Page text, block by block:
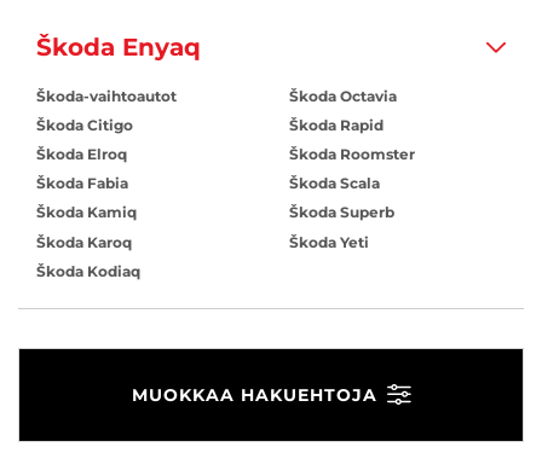
Škoda Enyaq
Škoda-vaihtoautot
Škoda Citigo
Škoda Elroq
Škoda Fabia
Škoda Kamiq
Škoda Karoq
Škoda Kodiaq
Škoda Octavia
Škoda Rapid
Škoda Roomster
Škoda Scala
Škoda Superb
Škoda Yeti
MUOKKAA HAKUEHTOJA